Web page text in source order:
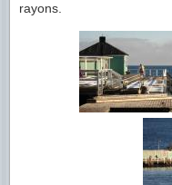
rayons.